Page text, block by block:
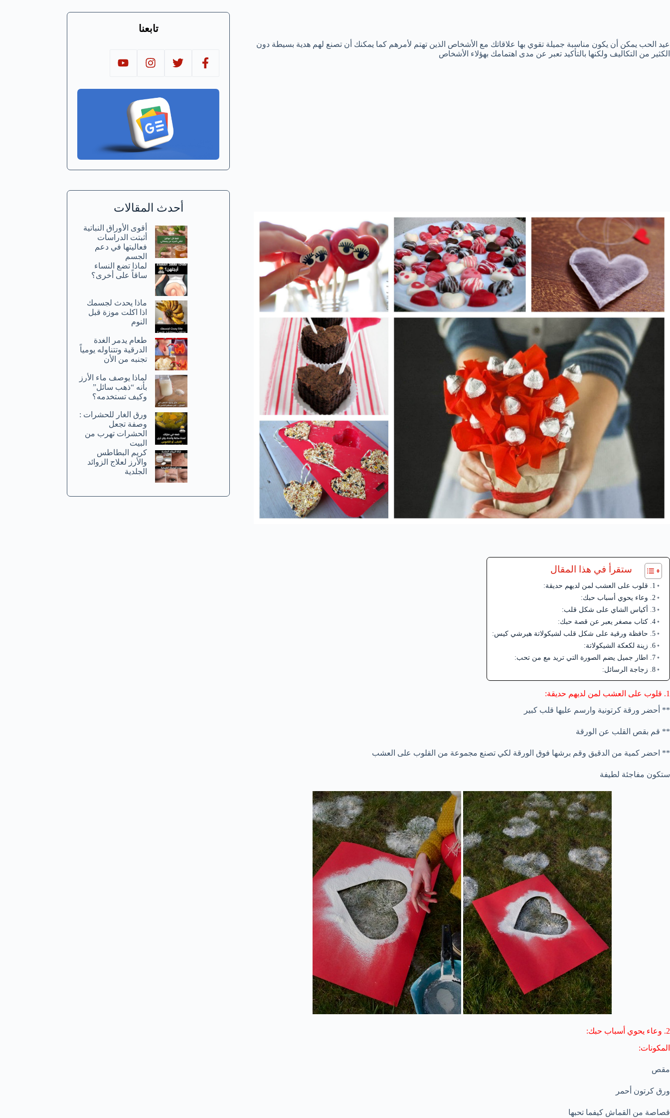
عيد الحب يمكن أن يكون مناسبة جميلة تقوي بها علاقاتك مع الأشخاص الذين تهتم لأمرهم كما يمكنك أن تصنع لهم هدية بسيطة دون
الكثير من التكاليف ولكنها بالتأكيد تعبر عن مدى اهتمامك بهؤلاء الأشخاص
ستقرأ في هذا المقال
1. قلوب على العشب لمن لديهم حديقة:
2. وعاء يحوي أسباب حبك:
3. أكياس الشاي على شكل قلب:
4. كتاب مصغر يعبر عن قصة حبك:
5. حافظة ورقية على شكل قلب لشيكولاتة هيرشي كيس:
6. زينة لكعكة الشيكولاتة:
7. اطار جميل يضم الصورة التي تريد مع من تحب:
8. زجاجة الرسائل:
1. قلوب على العشب لمن لديهم حديقة:
** أحضر ورقة كرتونية وارسم عليها قلب كبير
** قم بقص القلب عن الورقة
** احضر كمية من الدقيق وقم برشها فوق الورقة لكي تصنع مجموعة من القلوب على العشب
ستكون مفاجئة لطيفة
2. وعاء يحوي أسباب حبك:
المكونات:
مقص
ورق كرتون أحمر
قصاصة من القماش كيفما تحبها
تابعنا
أحدث المقالات
أقوى الأوراق النباتية
أثبتت الدراسات
فعاليتها في دعم
الجسم
لماذا تضع النساء
ساقاً على أخرى؟
ماذا يحدث لجسمك
اذا اكلت موزة قبل
النوم
طعام يدمر الغدة
الدرقية وتتناوله يومياً
تجنبه من الأن
لماذا يوصف ماء الأرز
بأنه “ذهب سائل”
وكيف تستخدمه؟
ورق الغار للحشرات :
وصفة تجعل
الحشرات تهرب من
البيت
كريم البطاطس
والأرز لعلاج الزوائد
الجلدية